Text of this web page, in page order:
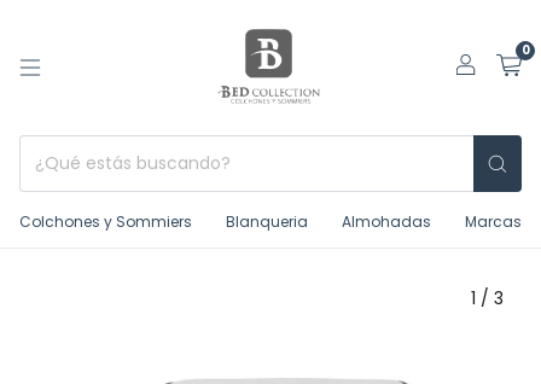
0
Colchones y Sommiers Blanqueria Almohadas Marcas
1 / 3